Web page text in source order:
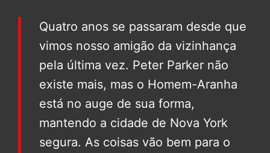
Quatro anos se passaram desde que
vimos nosso amigão da vizinhança
pela última vez. Peter Parker não
existe mais, mas o Homem-Aranha
está no auge de sua forma,
mantendo a cidade de Nova York
segura. As coisas vão bem para o